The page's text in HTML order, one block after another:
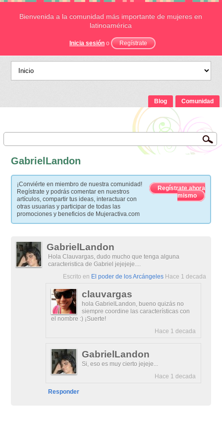
Bienvenida a la comunidad más importante de mujeres en
latinoamérica
Inicia sesión o Regístrate
Blog Comunidad
GabrielLandon
¡Conviérte en miembro de nuestra comunidad!
Regístrate y podrás comentar en nuestros
artículos, compartir tus ideas, interactuar con
otras usuarias y participar de todas las
promociones y beneficios de Mujeractiva.com
Regístrate ahora
mismo
GabrielLandon
Hola Clauvargas, dudo mucho que tenga alguna
caracteristica de Gabriel jejejeje....
Escrito en El poder de los ArcángelesHace 1 decada
clauvargas
hola GabrielLandon, bueno quizás no
siempre coordine las características con
el nombre :) ¡Suerte!
Hace 1 decada
GabrielLandon
Si, eso es muy cierto jejeje...
Hace 1 decada
Responder